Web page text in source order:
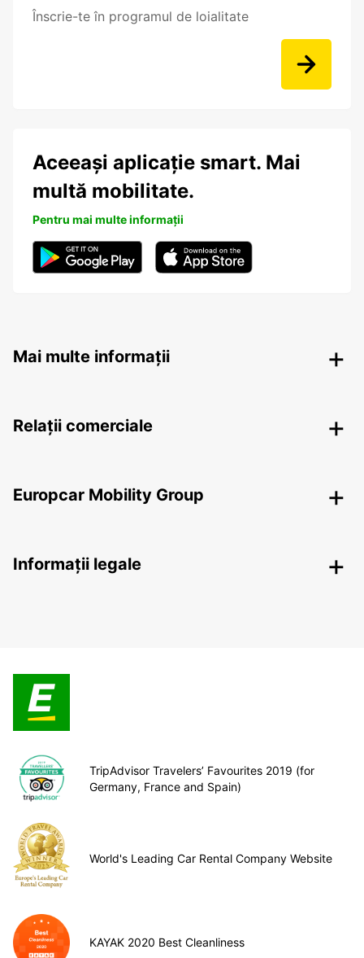
Înscrie-te în programul de loialitate
Aceeași aplicație smart. Mai
multă mobilitate.
Pentru mai multe informații
Mai multe informații
Relații comerciale
Europcar Mobility Group
Informații legale
TripAdvisor Travelers’ Favourites 2019 (for
Germany, France and Spain)
World's Leading Car Rental Company Website
KAYAK 2020 Best Cleanliness